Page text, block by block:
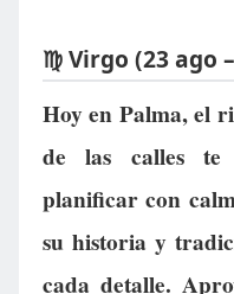
♍ Virgo (23 ago
Hoy en Palma, el
de las calles
planificar con
su historia y
cada detalle.